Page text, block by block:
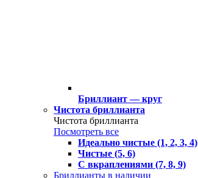
Бриллиант — круг
Чистота бриллианта
Чистота бриллианта
Посмотреть все
Идеально чистые (1, 2, 3, 4)
Чистые (5, 6)
С вкраплениями (7, 8, 9)
Бриллианты в наличии